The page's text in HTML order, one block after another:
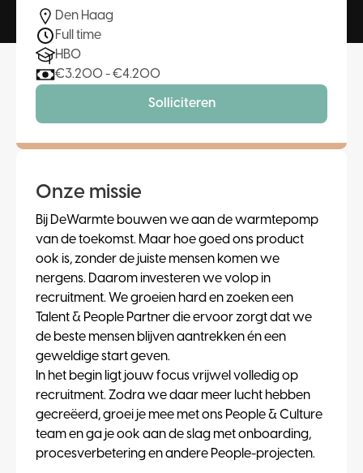
Onze missie
Bij DeWarmte bouwen we aan de warmtepomp
van de toekomst. Maar hoe goed ons product
ook is, zonder de juiste mensen komen we
nergens. Daarom investeren we volop in
recruitment. We groeien hard en zoeken een
Talent & People Partner die ervoor zorgt dat we
de beste mensen blijven aantrekken én een
geweldige start geven.
In het begin ligt jouw focus vrijwel volledig op
recruitment. Zodra we daar meer lucht hebben
gecreëerd, groei je mee met ons People & Culture
team en ga je ook aan de slag met onboarding,
procesverbetering en andere People-projecten.
Den Haag
Full time
HBO
€3.200 - €4.200
Solliciteren